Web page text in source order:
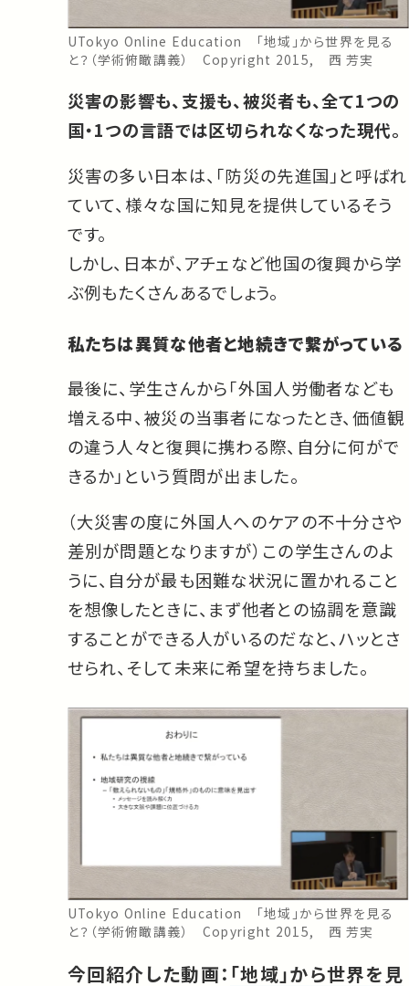
UTokyo Online Education 「地域」から世界を見る
と？（学術俯瞰講義） Copyright 2015, 西 芳実
災害の影響も、支援も、被災者も、全て1つの
国・1つの言語では区切られなくなった現代。
災害の多い日本は、「防災の先進国」と呼ばれ
ていて、様々な国に知見を提供しているそう
です。
しかし、日本が、アチェなど他国の復興から学
ぶ例もたくさんあるでしょう。
私たちは異質な他者と地続きで繋がっている
最後に、学生さんから「外国人労働者なども
増える中、被災の当事者になったとき、価値観
の違う人々と復興に携わる際、自分に何がで
きるか」という質問が出ました。
（大災害の度に外国人へのケアの不十分さや
差別が問題となりますが）この学生さんのよ
うに、自分が最も困難な状況に置かれること
を想像したときに、まず他者との協調を意識
することができる人がいるのだなと、ハッとさ
せられ、そして未来に希望を持ちました。
UTokyo Online Education 「地域」から世界を見る
と？（学術俯瞰講義） Copyright 2015, 西 芳実
今回紹介した動画： 「地域」から世界を見